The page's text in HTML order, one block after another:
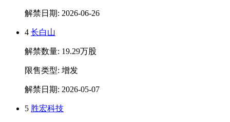
解禁日期: 2026-06-26
4 长白山
解禁数量: 19.29万股
限售类型: 增发
解禁日期: 2026-05-07
5 胜宏科技